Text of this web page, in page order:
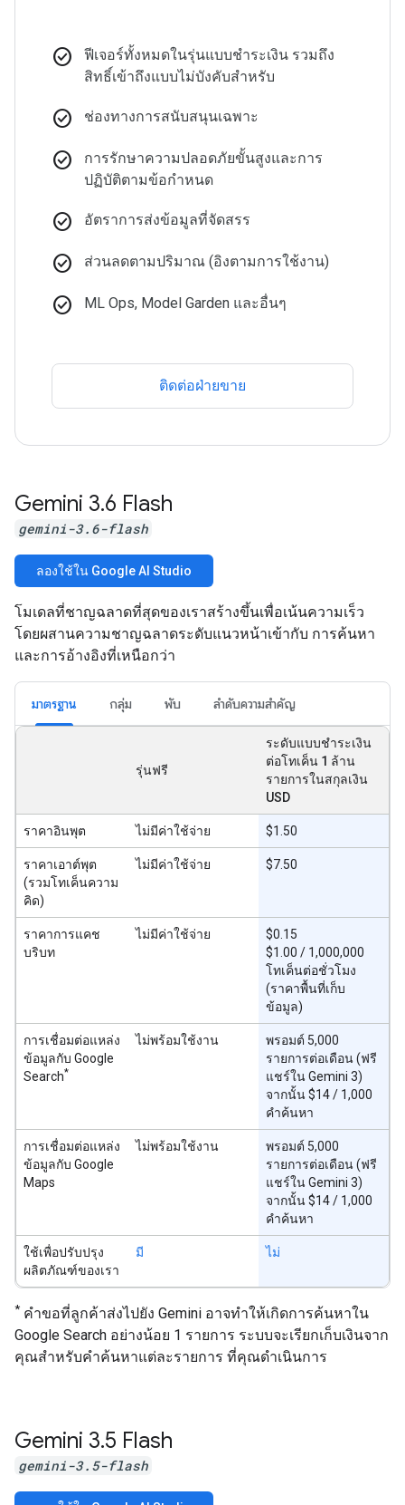
check_circle
ฟีเจอร์ทั้งหมดในรุ่นแบบชำระเงิน รวมถึง
สิทธิ์เข้าถึงแบบไม่บังคับสำหรับ
check_circle ช่องทางการสนับสนุนเฉพาะ
check_circle
การรักษาความปลอดภัยขั้นสูงและการ
ปฏิบัติตามข้อกำหนด
check_circle อัตราการส่งข้อมูลที่จัดสรร
check_circle ส่วนลดตามปริมาณ (อิงตามการใช้งาน)
check_circle ML Ops, Model Garden และอื่นๆ
ติดต่อฝ่ายขาย
Gemini 3.6 Flash
gemini-3.6-flash
ลองใช้ใน Google AI Studio
โมเดลที่ชาญฉลาดที่สุดของเราสร้างขึ้นเพื่อเน้นความเร็ว
โดยผสานความชาญฉลาดระดับแนวหน้าเข้ากับ การค้นหา
และการอ้างอิงที่เหนือกว่า
มาตรฐาน กลุ่ม พับ ลำดับความสำคัญ
รุ่นฟรี
ระดับแบบชำระเงิน
ต่อโทเค็น 1 ล้าน
รายการในสกุลเงิน
USD
ราคาอินพุต ไม่มีค่าใช้จ่าย $1.50
ราคาเอาต์พุต
(รวมโทเค็นความ
คิด)
ไม่มีค่าใช้จ่าย $7.50
ราคาการแคช
บริบท
ไม่มีค่าใช้จ่าย
$0.15
$1.00 / 1,000,000
โทเค็นต่อชั่วโมง
(ราคาพื้นที่เก็บ
ข้อมูล)
การเชื่อมต่อแหล่ง
ข้อมูลกับ Google
Search*
ไม่พร้อมใช้งาน
พรอมต์ 5,000
รายการต่อเดือน (ฟรี
แชร์ใน Gemini 3)
จากนั้น $14 / 1,000
คำค้นหา
การเชื่อมต่อแหล่ง
ข้อมูลกับ Google
Maps
ไม่พร้อมใช้งาน
พรอมต์ 5,000
รายการต่อเดือน (ฟรี
แชร์ใน Gemini 3)
จากนั้น $14 / 1,000
คำค้นหา
ใช้เพื่อปรับปรุง
ผลิตภัณฑ์ของเรา
มี ไม่
* คำขอที่ลูกค้าส่งไปยัง Gemini อาจทำให้เกิดการค้นหาใน
Google Search อย่างน้อย 1 รายการ ระบบจะเรียกเก็บเงินจาก
คุณสำหรับคำค้นหาแต่ละรายการ ที่คุณดำเนินการ
Gemini 3.5 Flash
gemini-3.5-flash